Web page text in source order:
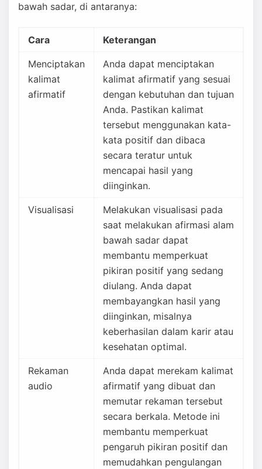
bawah sadar, di antaranya:
Cara Keterangan
Menciptakan
kalimat
afirmatif
Anda dapat menciptakan
kalimat afirmatif yang sesuai
dengan kebutuhan dan tujuan
Anda. Pastikan kalimat
tersebut menggunakan kata-
kata positif dan dibaca
secara teratur untuk
mencapai hasil yang
diinginkan.
Visualisasi
Melakukan visualisasi pada
saat melakukan afirmasi alam
bawah sadar dapat
membantu memperkuat
pikiran positif yang sedang
diulang. Anda dapat
membayangkan hasil yang
diinginkan, misalnya
keberhasilan dalam karir atau
kesehatan optimal.
Rekaman
audio
Anda dapat merekam kalimat
afirmatif yang dibuat dan
memutar rekaman tersebut
secara berkala. Metode ini
membantu memperkuat
pengaruh pikiran positif dan
memudahkan pengulangan